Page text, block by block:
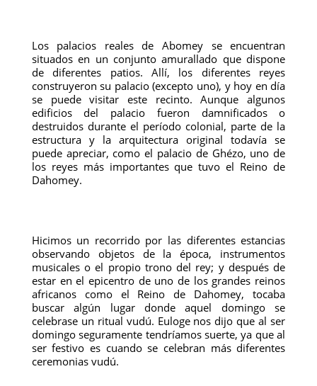
Los palacios reales de Abomey se encuentran
situados en un conjunto amurallado que dispone
de diferentes patios. Allí, los diferentes reyes
construyeron su palacio (excepto uno), y hoy en día
se puede visitar este recinto. Aunque algunos
edificios del palacio fueron damnificados o
destruidos durante el período colonial, parte de la
estructura y la arquitectura original todavía se
puede apreciar, como el palacio de Ghézo, uno de
los reyes más importantes que tuvo el Reino de
Dahomey.
Hicimos un recorrido por las diferentes estancias
observando objetos de la época, instrumentos
musicales o el propio trono del rey; y después de
estar en el epicentro de uno de los grandes reinos
africanos como el Reino de Dahomey, tocaba
buscar algún lugar donde aquel domingo se
celebrase un ritual vudú. Euloge nos dijo que al ser
domingo seguramente tendríamos suerte, ya que al
ser festivo es cuando se celebran más diferentes
ceremonias vudú.